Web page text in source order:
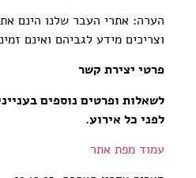
הערה: אתרי העבר שלנו הינם
וצריכים מידע לגביהם ואינם
פרטי יצירת קשר
לשאלות ופרטים נוספים
לפני כל אירוע.
עמוד מפת אתר